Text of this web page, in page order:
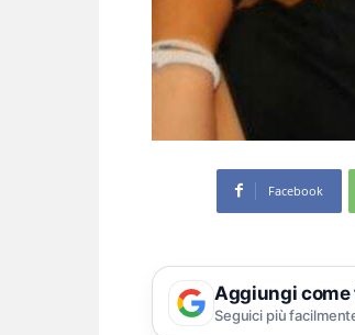
Facebook
Aggiungi come
Seguici più